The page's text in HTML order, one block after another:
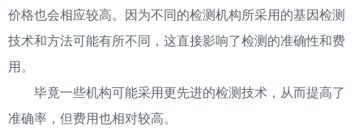
价格也会相应较高。因为不同的检测机构所采用的基因检测
技术和方法可能有所不同，这直接影响了检测的准确性和费
用。
毕竟一些机构可能采用更先进的检测技术，从而提高了
准确率，但费用也相对较高。